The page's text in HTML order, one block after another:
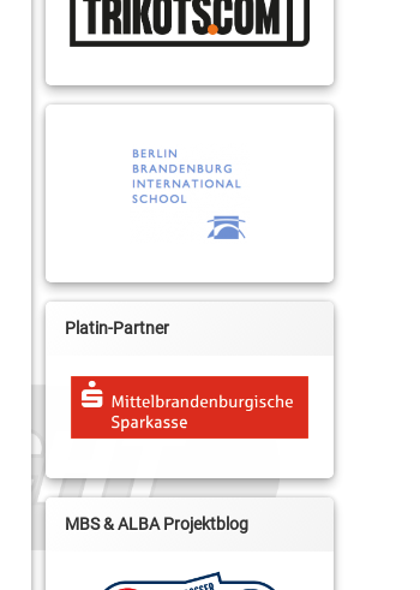
Platin-Partner
MBS & ALBA Projektblog